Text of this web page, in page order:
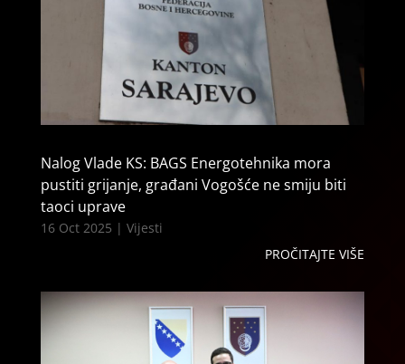
Nalog Vlade KS: BAGS Energotehnika mora
pustiti grijanje, građani Vogošće ne smiju biti
taoci uprave
16 Oct 2025 | Vijesti
PROČITAJTE VIŠE